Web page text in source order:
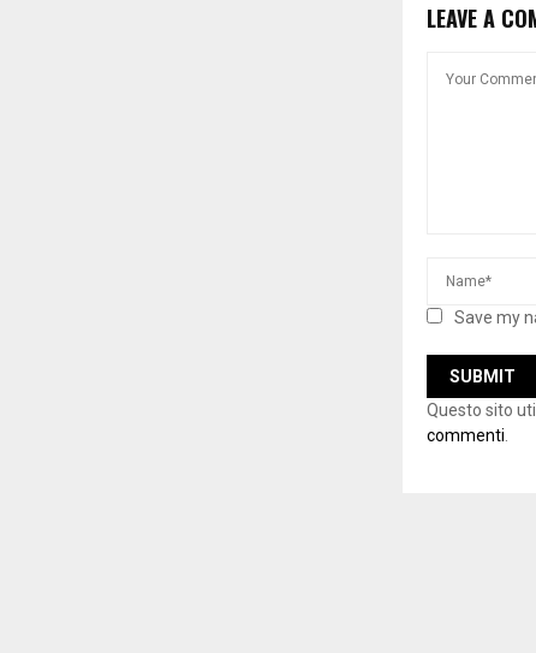
LEAVE A
Save my
Questo sito
commenti.